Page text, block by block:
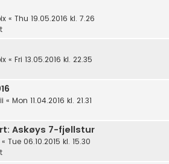
« Thu 19.05.2016 kl. 7.26
« Fri 13.05.2016 kl. 22.35
« Mon 11.04.2016 kl. 21.31
Askøys 7-fjellstur
« Tue 06.10.2015 kl. 15.30